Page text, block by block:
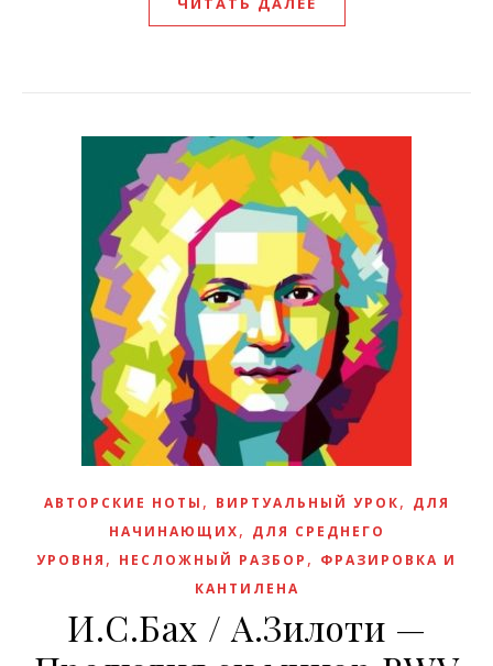
АВТОРСКИЕ НОТЫ , ВИРТУАЛЬНЫЙ УРОК, ДЛЯ
НАЧИНАЮЩИХ, ДЛЯ СРЕДНЕГО
УРОВНЯ , НЕСЛОЖНЫЙ РАЗБОР , ФРАЗИРОВКА И
КАНТИЛЕНА
И.С.Бах / А.Зилоти —